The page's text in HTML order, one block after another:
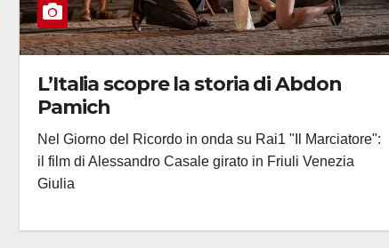
L’Italia scopre la storia di Abdon
Pamich
Nel Giorno del Ricordo in onda su Rai1 "Il Marciatore":
il film di Alessandro Casale girato in Friuli Venezia
Giulia